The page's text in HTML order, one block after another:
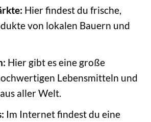
Hier findest du frische,
von lokalen Bauern und
Hier gibt es eine große
Lebensmitteln und
aller Welt.
Im Internet findest du eine